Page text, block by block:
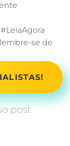
se de
post